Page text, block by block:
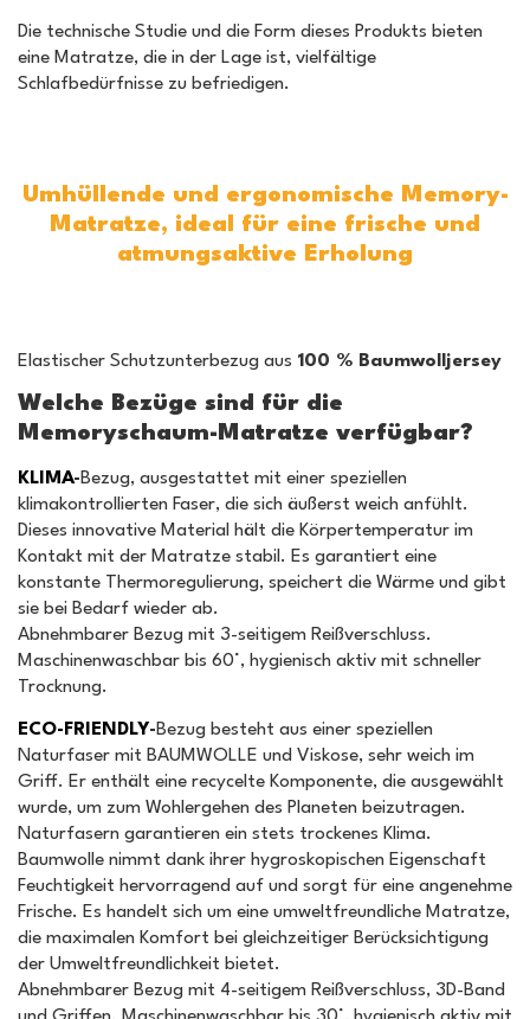
Die technische Studie und die Form dieses Produkts bieten
eine Matratze, die in der Lage ist, vielfältige
Schlafbedürfnisse zu befriedigen.
Umhüllende und ergonomische Memory-
Matratze, ideal für eine frische und
atmungsaktive Erholung
Elastischer Schutzunterbezug aus 100 % Baumwolljersey
Welche Bezüge sind für die
Memoryschaum-Matratze verfügbar?
KLIMA-Bezug, ausgestattet mit einer speziellen
klimakontrollierten Faser, die sich äußerst weich anfühlt.
Dieses innovative Material hält die Körpertemperatur im
Kontakt mit der Matratze stabil. Es garantiert eine
konstante Thermoregulierung, speichert die Wärme und gibt
sie bei Bedarf wieder ab.
Abnehmbarer Bezug mit 3-seitigem Reißverschluss.
Maschinenwaschbar bis 60°, hygienisch aktiv mit schneller
Trocknung.
ECO-FRIENDLY-Bezug besteht aus einer speziellen
Naturfaser mit BAUMWOLLE und Viskose, sehr weich im
Griff. Er enthält eine recycelte Komponente, die ausgewählt
wurde, um zum Wohlergehen des Planeten beizutragen.
Naturfasern garantieren ein stets trockenes Klima.
Baumwolle nimmt dank ihrer hygroskopischen Eigenschaft
Feuchtigkeit hervorragend auf und sorgt für eine angenehme
Frische. Es handelt sich um eine umweltfreundliche Matratze,
die maximalen Komfort bei gleichzeitiger Berücksichtigung
der Umweltfreundlichkeit bietet.
Abnehmbarer Bezug mit 4-seitigem Reißverschluss, 3D-Band